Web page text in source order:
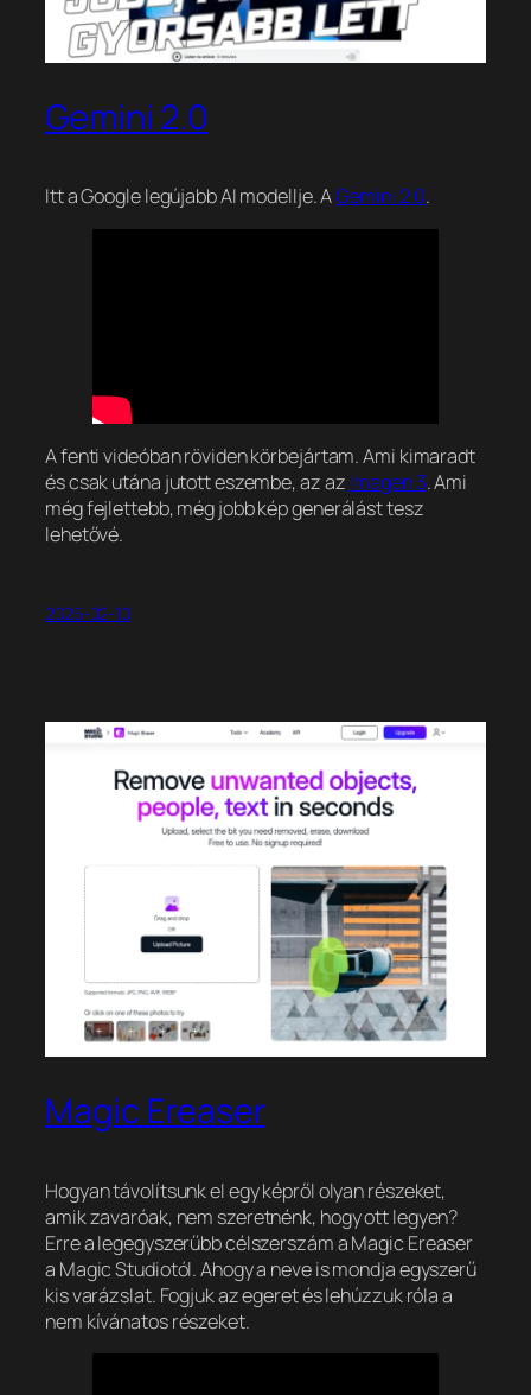
Gemini 2.0
Itt a Google legújabb AI modellje. AGemini 2.0.
A fenti videóban röviden körbejártam. Ami kimaradt
és csak utána jutott eszembe, az azImagen 3. Ami
még fejlettebb, még jobb kép generálást tesz
lehetővé.
2025-02-10
Magic Ereaser
Hogyan távolítsunk el egy képről olyan részeket,
amik zavaróak, nem szeretnénk, hogy ott legyen?
Erre a legegyszerűbb célszerszám a Magic Ereaser
a Magic Studiotól. Ahogy a neve is mondja egyszerű
kis varázslat. Fogjuk az egeret és lehúzzuk róla a
nem kívánatos részeket.